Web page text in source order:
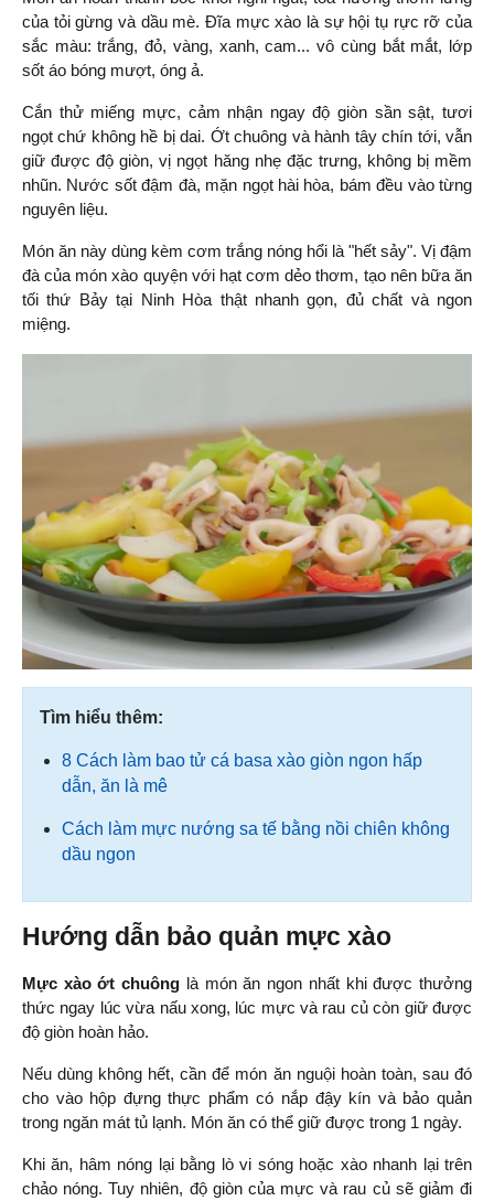
của tỏi gừng và dầu mè. Đĩa mực xào là sự hội tụ rực rỡ của
sắc màu: trắng, đỏ, vàng, xanh, cam... vô cùng bắt mắt, lớp
sốt áo bóng mượt, óng ả.
Cắn thử miếng mực, cảm nhận ngay độ giòn sần sật, tươi
ngọt chứ không hề bị dai. Ớt chuông và hành tây chín tới, vẫn
giữ được độ giòn, vị ngọt hăng nhẹ đặc trưng, không bị mềm
nhũn. Nước sốt đậm đà, mặn ngọt hài hòa, bám đều vào từng
nguyên liệu.
Món ăn này dùng kèm cơm trắng nóng hổi là "hết sảy". Vị đậm
đà của món xào quyện với hạt cơm dẻo thơm, tạo nên bữa ăn
tối thứ Bảy tại Ninh Hòa thật nhanh gọn, đủ chất và ngon
miệng.
Tìm hiểu thêm:
8 Cách làm bao tử cá basa xào giòn ngon hấp
dẫn, ăn là mê
Cách làm mực nướng sa tế bằng nồi chiên không
dầu ngon
Hướng dẫn bảo quản mực xào
Mực xào ớt chuông là món ăn ngon nhất khi được thưởng
thức ngay lúc vừa nấu xong, lúc mực và rau củ còn giữ được
độ giòn hoàn hảo.
Nếu dùng không hết, cần để món ăn nguội hoàn toàn, sau đó
cho vào hộp đựng thực phẩm có nắp đậy kín và bảo quản
trong ngăn mát tủ lạnh. Món ăn có thể giữ được trong 1 ngày.
Khi ăn, hâm nóng lại bằng lò vi sóng hoặc xào nhanh lại trên
chảo nóng. Tuy nhiên, độ giòn của mực và rau củ sẽ giảm đi